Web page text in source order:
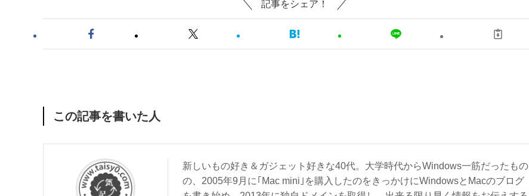
記事をシェア！
この記事を書いた人
新しいもの好き＆ガジェット好きな40代。大学時代からWindows一筋だったもの
の、2005年9月に｢Mac mini｣を購入したのをきっかけにWindowsとMacのブログ